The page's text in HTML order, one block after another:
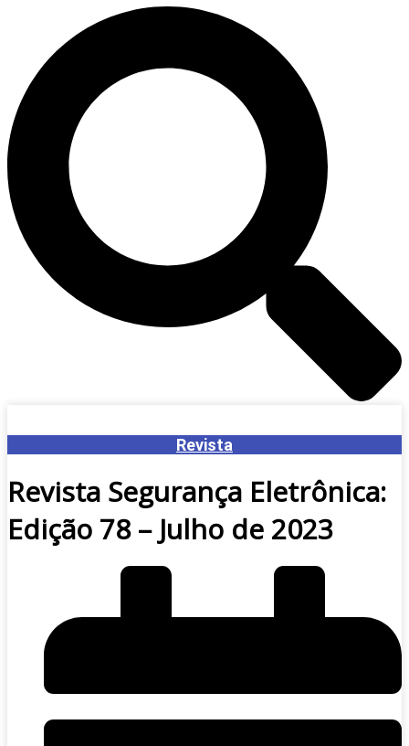
Revista
Revista Segurança Eletrônica:
Edição 78 – Julho de 2023